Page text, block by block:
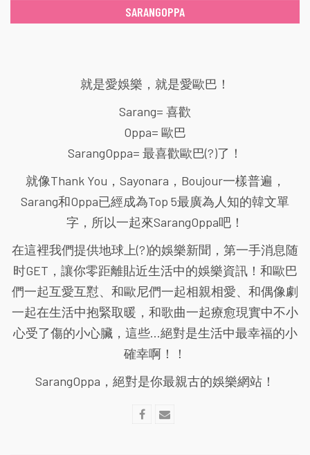
SARANGOPPA
就是愛娛樂，就是愛歐巴！
Sarang= 喜歡
Oppa= 歐巴
SarangOppa= 最喜歡歐巴(?)了！
就像Thank You，Sayonara，Boujour一樣普遍，
Sarang和Oppa已經成為Top 5最廣為人知的韓文單
字，所以一起來SarangOppa吧！
在這裡我們提供地球上(?)的娛樂新聞，第一手消息随
时GET，讓你零距離貼近生活中的娛樂資訊！和歐巴
們一起互愛互懟、和歐尼們一起相親相愛、和偶像劇
一起在生活中抱緊取暖，和歌曲一起療愈現實中不小
心受了傷的小心臟，這些...絕對是生活中最幸福的小
確幸啊！！
SarangOppa，絕對是你最親古的娛樂網站！